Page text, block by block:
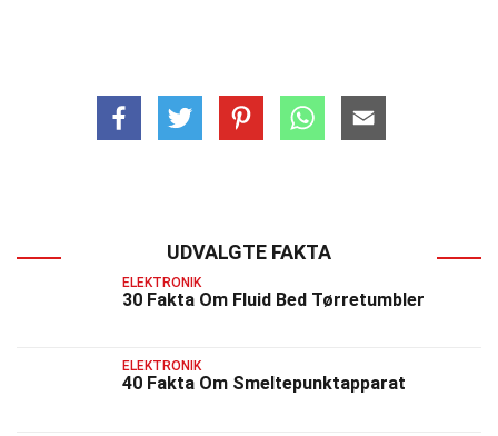
UDVALGTE FAKTA
ELEKTRONIK
30 Fakta Om Fluid Bed Tørretumbler
ELEKTRONIK
40 Fakta Om Smeltepunktapparat